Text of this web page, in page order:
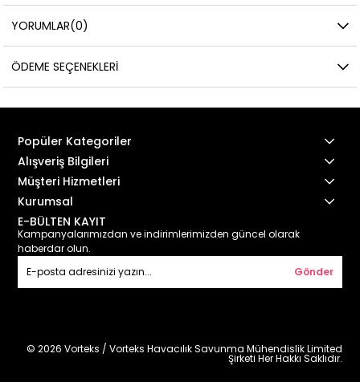
YORUMLAR(0)
ÖDEME SEÇENEKLERI
Popüler Kategoriler
Alışveriş Bilgileri
Müşteri Hizmetleri
Kurumsal
E-BÜLTEN KAYIT
Kampanyalarımızdan ve indirimlerimizden güncel olarak
haberdar olun.
Gönder
© 2026 Vorteks / Vorteks Havacılık Savunma Mühendislik Limited
Şirketi Her Hakkı Saklıdır.